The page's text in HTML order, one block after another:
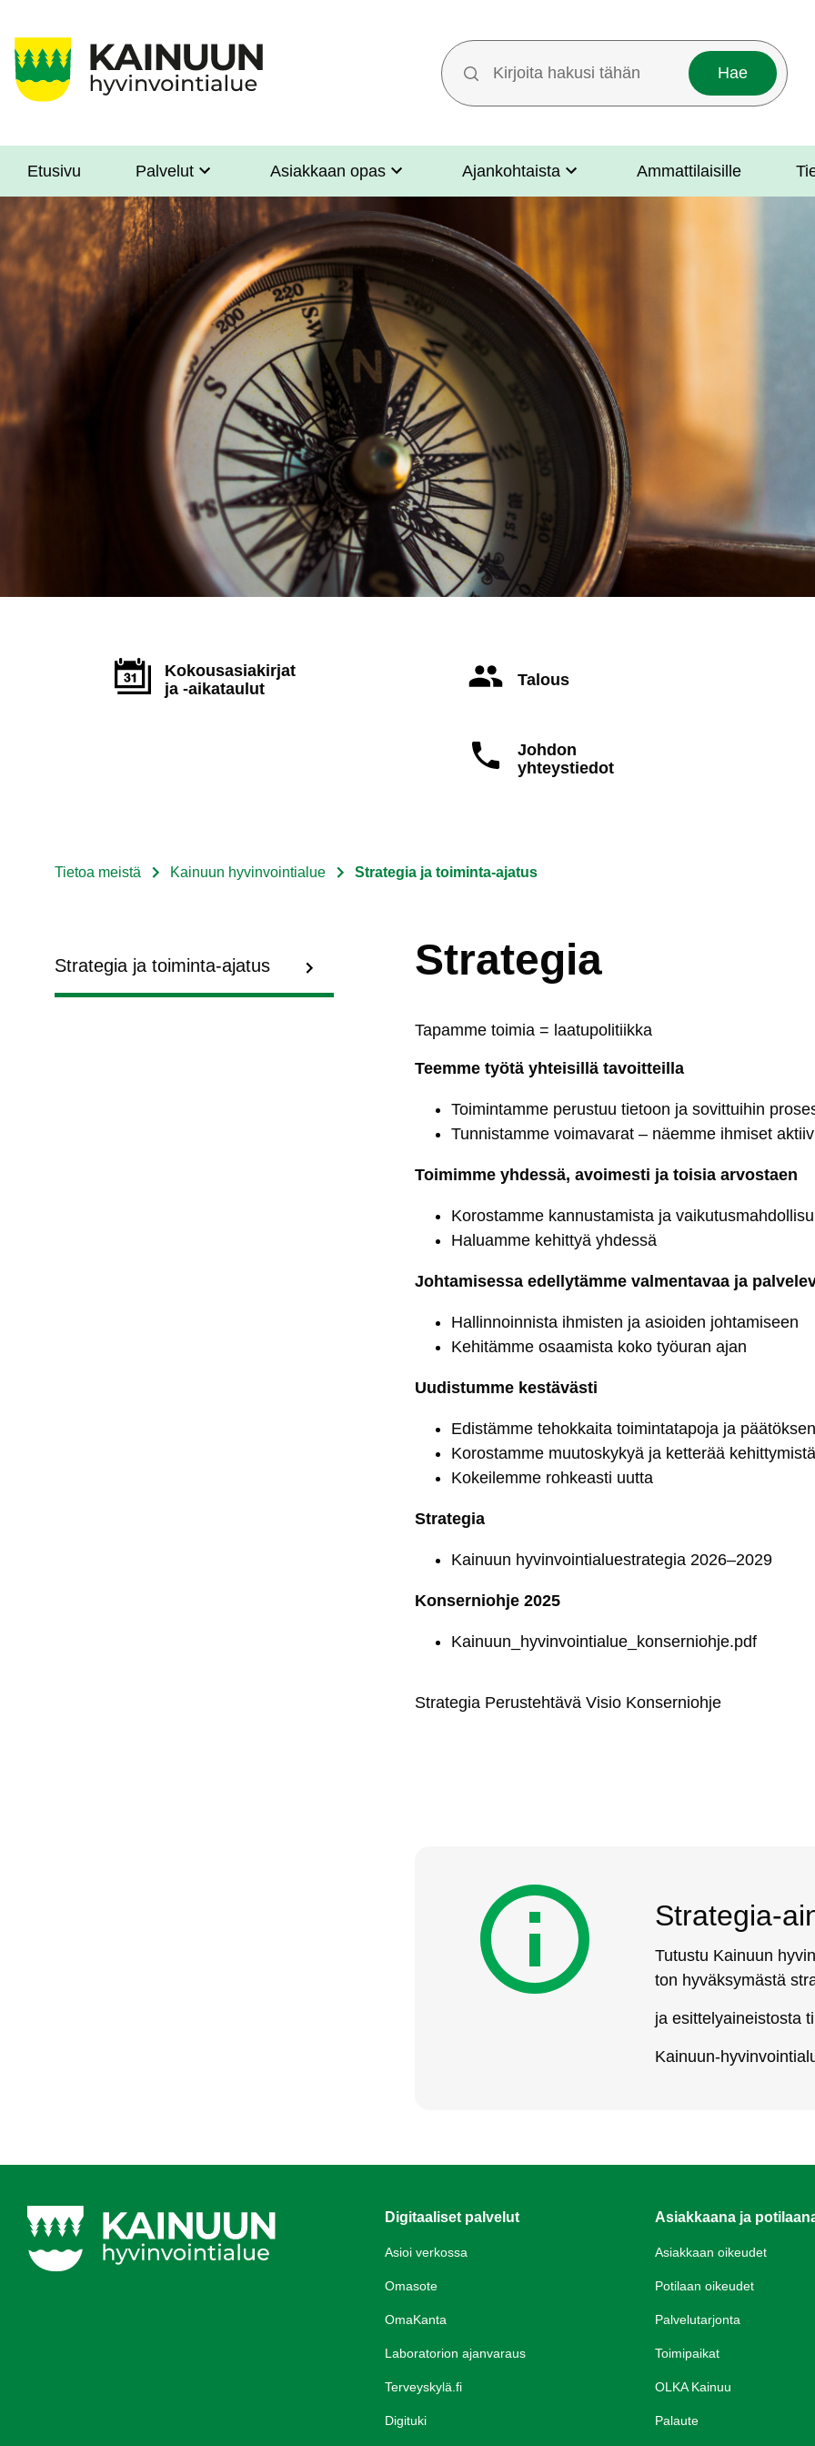
Hakutermit
Sote
Menu
Asiakkaille
Etusivu Palvelut Asiakkaan opas Ajankohtaista Ammattilaisille
Kokousasiakirjat
ja -aikataulut
Talous
Johdon
yhteystiedot
Tietoa meistä Kainuun hyvinvointialue Strategia ja toiminta-ajatus
Menu
Tietoa
Strategia ja toiminta-ajatus Strategia
Ta­pam­me toi­mia = laa­tu­po­li­tiik­ka
Teem­me työ­tä yh­tei­sil­lä ta­voit­teil­la
Toi­min­tam­me pe­rus­tuu tie­toon ja so­vit­tui­hin
Tun­nis­tam­me voi­ma­va­rat – näem­me ih­mi­set
Toi­mim­me yh­des­sä, avoi­mes­ti ja toi­sia ar­vos­taen
Ko­ros­tam­me kan­nus­ta­mis­ta ja
Ha­luam­me ke­hit­tyä yh­des­sä
Joh­ta­mi­ses­sa edel­ly­täm­me val­men­ta­vaa ja
Hal­lin­noin­nis­ta ih­mis­ten ja asioi­den joh­ta­mi­seen
Ke­hi­täm­me osaa­mis­ta ko­ko työu­ran ajan
Uu­dis­tum­me kes­tä­väs­ti
Edis­täm­me te­hok­kai­ta toi­min­ta­ta­po­ja ja
Ko­ros­tam­me muu­tos­ky­kyä ja ket­te­rää ke­hit­ty­mis­tä
Ko­kei­lem­me roh­keas­ti uut­ta
St­ra­te­gia
Kai­nuun hy­vin­voin­tia­luest­ra­te­gia 2026–2029
Kon­ser­nioh­je 2025
Kai­nuun_hy­vin­voin­tia­lue_kon­ser­nioh­je.pdf
St­ra­te­gia Pe­rus­teh­tä­vä Vi­sio Kon­ser­nioh­je
St­ra­te­gia-
Tu­tus­tu Kai­nuun
ton hy­väk­sy­mäs­tä
ja esit­te­lyai­neis­tos­ta
Kai­nuun-
Digitaaliset palvelut
Asioi verkossa
Omasote
OmaKanta
Laboratorion ajanvaraus
Terveyskylä.fi
Digituki
Asiakkaana ja
Asiakkaan oikeudet
Potilaan oikeudet
Palvelutarjonta
Toimipaikat
OLKA Kainuu
Palaute